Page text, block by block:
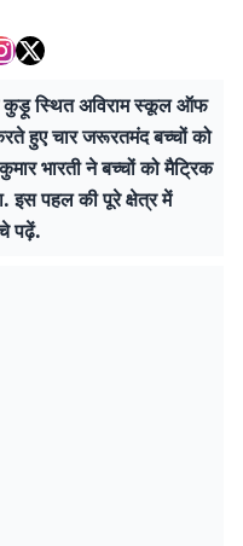
स्थित अविराम स्कूल ऑफ
हुए चार जरूरतमंद बच्चों को
भारती ने बच्चों को मैट्रिक
इस पहल की पूरे क्षेत्र में
पढ़ें.